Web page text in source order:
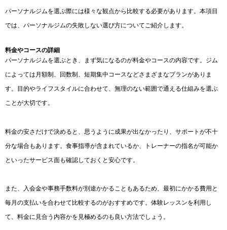
パーソナルジムを選ぶ際には様々な観点から比較する必要があります。本項目
では、パーソナルジムの失敗しない選び方についてご紹介します。
料金やコースの詳細
パーソナルジムを選ぶとき、まず気になるのが料金やコースの内容です。ジム
によっては月額制、回数制、短期集中コースなどさまざまなプランがありま
す。目的やライフスタイルに合わせて、無理のない範囲で通える仕組みを選ぶ
ことが大切です。
料金の安さだけで決めると、思うように成果が出なかったり、サポートが不十
分な場合もあります。食事指導が含まれているか、トレーナーの指名が可能か
といったサービス面も確認しておくと安心です。
また、入会金や事務手数料が別途かかることもあるため、最初にかかる費用と
毎月の支払いを合わせて比較するのがおすすめです。体験レッスンを利用し
て、料金に見合う内容かを見極めるのも良い方法でしょう。